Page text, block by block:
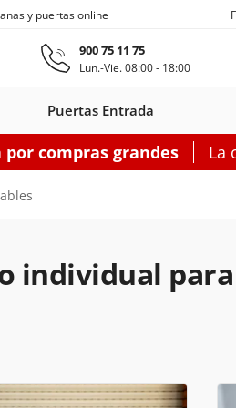
Ir al contenido
y puertas online
900 75 11 75
Lun.-Vie. 08:00 - 18:00
Ventanas de techo
Configurador
Balconeras
Balconeras
Puertas Entrada
entrada
Puertas entrada
por compras grandes La
individual